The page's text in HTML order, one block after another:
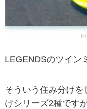
LEGENDSのツイン
そういう住み分けを
けシリーズ2種です